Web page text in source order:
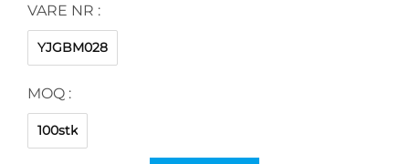
VARE NR :
YJGBM028
MOQ :
100stk